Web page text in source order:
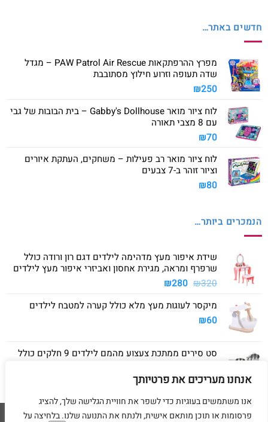
אנחנו מעריכים את פרטיותך
אנו משתמשים בעוגיות כדי לשפר את חוויית הגלישה שלך, להציג
פרסומות או תוכן מותאם אישית, ולנתח את התנועה שלנו. בלחיצה על
חדשים באתר…
מפרץ ההרפתקאות PAW Patrol Air Rescue – מגדל
שדה תעופה וזרוע חילוץ מסתובבת
₪250
לוח ציור מואר Gabby's Dollhouse – בית הבובות של גבי
עם 8 מצבי תאורה
₪70
לוח ציור מואר רב פעילות – משחקים, העתקת איורים
וציור זוהר ב-7 צבעים
₪80
הנמכרים ביותר…
שידת איפור מעץ מדהימה לילדים דגם רון ורודה כולל
שרפרף ומראה, מגירת אחסון ואביזרי איפור מעץ לילדים
₪320
המחיר
היה:
₪280 המחיר
הוא:
מיקסר לעוגות מעץ מלא כולל קערה למטבח לילדים
₪60
סט סירים ממתכת צעצוע מהמם לילדים 9 חלקים כולל
₪40